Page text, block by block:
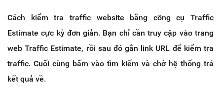
Cách kiểm tra traffic website bằng công cụ Traffic
Estimate cực kỳ đơn giản. Bạn chỉ cần truy cập vào trang
web Traffic Estimate, rồi sau đó gắn link URL để kiểm tra
traffic. Cuối cùng bấm vào tìm kiếm và chờ hệ thống trả
kết quả về.